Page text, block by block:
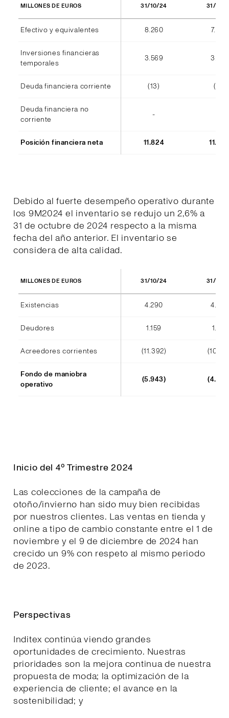
MILLONES DE EUROS 31/10/24 31/10/
Efectivo y equivalentes 8.260 7.940
Inversiones financieras
temporales
3.569 3.555
Deuda financiera corriente (13) (14)
Deuda financiera no
corriente
-
Posición financiera neta 11.824
Debido al fuerte desempeño operativo durante
los 9M2024 el inventario se redujo un 2,6% a
31 de octubre de 2024 respecto a la misma
fecha del año anterior. El inventario se
considera de alta calidad.
MILLONES DE EUROS 31/10/24 31/10/
Existencias 4.290 4.404
Deudores 1.159 1.184
Acreedores corrientes (11.392)
Fondo de maniobra
operativo
(5.943)
Inicio del 4º Trimestre 2024
Las colecciones de la campaña de
otoño/invierno han sido muy bien recibidas
por nuestros clientes. Las ventas en tienda y
online a tipo de cambio constante entre el 1 de
noviembre y el 9 de diciembre de 2024 han
crecido un 9% con respeto al mismo periodo
de 2023.
Perspectivas
Inditex continúa viendo grandes
oportunidades de crecimiento. Nuestras
prioridades son la mejora continua de nuestra
propuesta de moda; la optimización de la
experiencia de cliente; el avance en la
sostenibilidad; y